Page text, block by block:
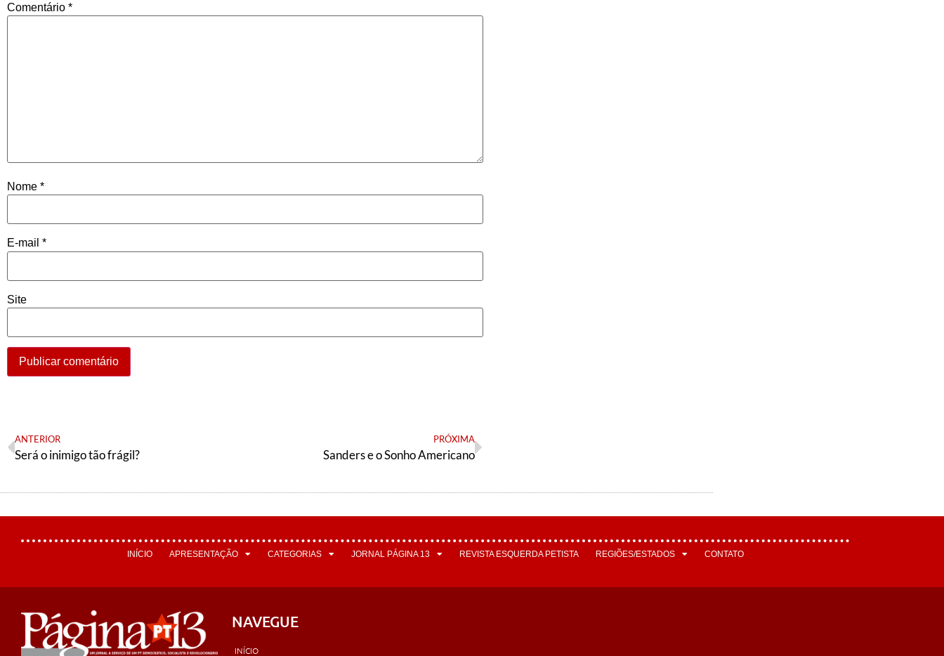
Comentário *
Nome *
E-mail *
Site
ANTERIOR
Será o inimigo tão frágil?
PRÓXIMA
Sanders e o Sonho Americano
INÍCIO APRESENTAÇÃO CATEGORIAS JORNAL PÁGINA 13 REVISTA ESQUERDA PETISTA REGIÕES/ESTADOS CONTATO
NAVEGUE
INÍCIO